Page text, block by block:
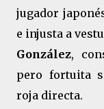
jugador
e injusta a
González,
pero fortuita
roja directa.